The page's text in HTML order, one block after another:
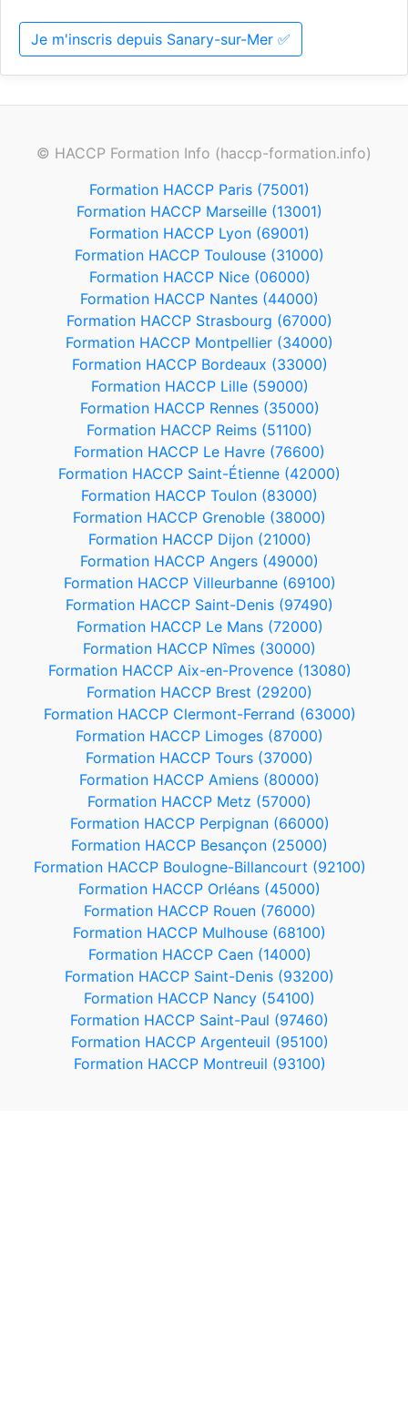
Je m'inscris depuis Sanary-sur-Mer ✅
© HACCP Formation Info (haccp-formation.info)
Formation HACCP Paris (75001)
Formation HACCP Marseille (13001)
Formation HACCP Lyon (69001)
Formation HACCP Toulouse (31000)
Formation HACCP Nice (06000)
Formation HACCP Nantes (44000)
Formation HACCP Strasbourg (67000)
Formation HACCP Montpellier (34000)
Formation HACCP Bordeaux (33000)
Formation HACCP Lille (59000)
Formation HACCP Rennes (35000)
Formation HACCP Reims (51100)
Formation HACCP Le Havre (76600)
Formation HACCP Saint-Étienne (42000)
Formation HACCP Toulon (83000)
Formation HACCP Grenoble (38000)
Formation HACCP Dijon (21000)
Formation HACCP Angers (49000)
Formation HACCP Villeurbanne (69100)
Formation HACCP Saint-Denis (97490)
Formation HACCP Le Mans (72000)
Formation HACCP Nîmes (30000)
Formation HACCP Aix-en-Provence (13080)
Formation HACCP Brest (29200)
Formation HACCP Clermont-Ferrand (63000)
Formation HACCP Limoges (87000)
Formation HACCP Tours (37000)
Formation HACCP Amiens (80000)
Formation HACCP Metz (57000)
Formation HACCP Perpignan (66000)
Formation HACCP Besançon (25000)
Formation HACCP Boulogne-Billancourt (92100)
Formation HACCP Orléans (45000)
Formation HACCP Rouen (76000)
Formation HACCP Mulhouse (68100)
Formation HACCP Caen (14000)
Formation HACCP Saint-Denis (93200)
Formation HACCP Nancy (54100)
Formation HACCP Saint-Paul (97460)
Formation HACCP Argenteuil (95100)
Formation HACCP Montreuil (93100)